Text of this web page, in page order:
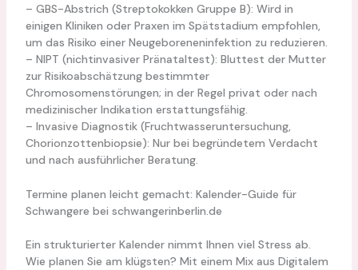
– GBS-Abstrich (Streptokokken Gruppe B): Wird in
einigen Kliniken oder Praxen im Spätstadium empfohlen,
um das Risiko einer Neugeboreneninfektion zu reduzieren.
– NIPT (nichtinvasiver Pränataltest): Bluttest der Mutter
zur Risikoabschätzung bestimmter
Chromosomenstörungen; in der Regel privat oder nach
medizinischer Indikation erstattungsfähig.
– Invasive Diagnostik (Fruchtwasseruntersuchung,
Chorionzottenbiopsie): Nur bei begründetem Verdacht
und nach ausführlicher Beratung.
Termine planen leicht gemacht: Kalender-Guide für
Schwangere bei schwangerinberlin.de
Ein strukturierter Kalender nimmt Ihnen viel Stress ab.
Wie planen Sie am klügsten? Mit einem Mix aus Digitalem